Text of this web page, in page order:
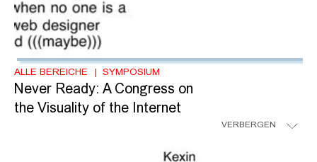
ALLE BEREICHE SYMPOSIUM
Never Ready: A Congress on
the Visuality of the Internet
VERBERGEN